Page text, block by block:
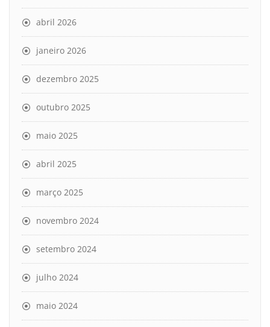
abril 2026
janeiro 2026
dezembro 2025
outubro 2025
maio 2025
abril 2025
março 2025
novembro 2024
setembro 2024
julho 2024
maio 2024